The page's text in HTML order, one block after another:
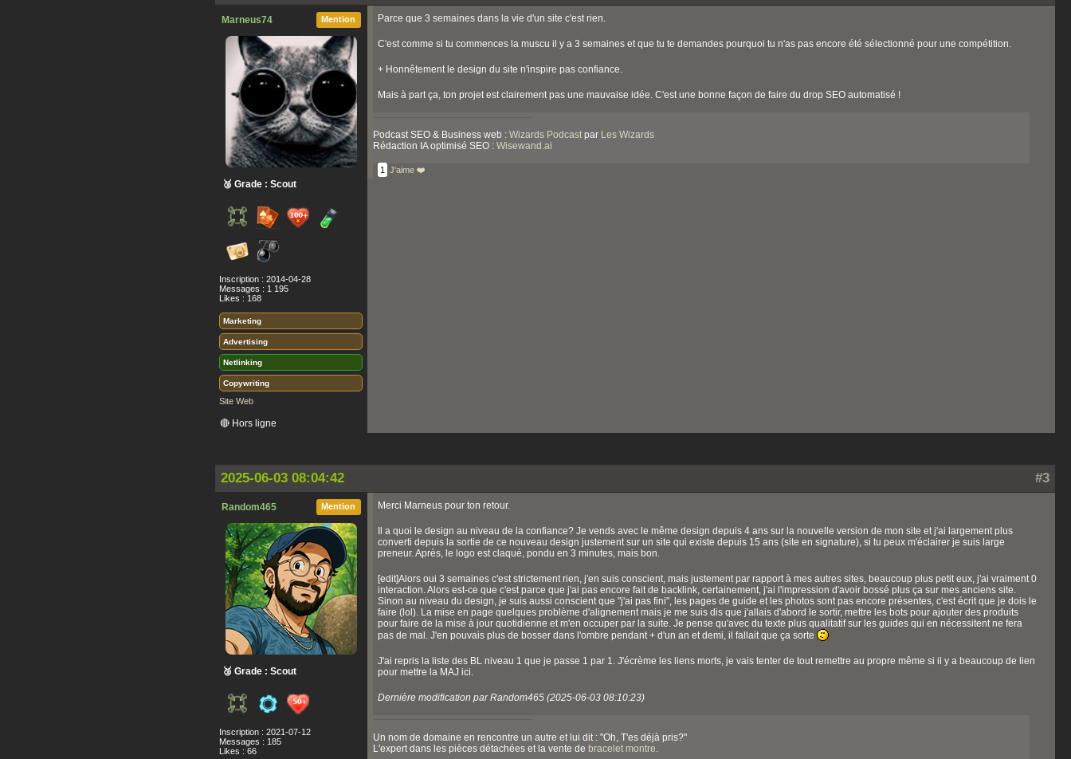
Mention
Marneus74
🥉 Grade : Scout
Inscription : 2014-04-28
Messages : 1 195
Likes : 168
Marketing
Advertising
Netlinking
Copywriting
Site Web
Parce que 3 semaines dans la vie d'un site c'est rien.
C'est comme si tu commences la muscu il y a 3 semaines et que tu te demandes pourquoi tu n'as pas encore été sélectionné pour une compétition.
+ Honnêtement le design du site n'inspire pas confiance.
Mais à part ça, ton projet est clairement pas une mauvaise idée. C'est une bonne façon de faire du drop SEO automatisé !
Podcast SEO & Business web : Wizards Podcast par Les Wizards
Rédaction IA optimisé SEO : Wisewand.ai
1 J'aime ❤️
🔴 Hors ligne
#3
2025-06-03 08:04:42
Mention
Random465
🥉 Grade : Scout
Inscription : 2021-07-12
Messages : 185
Likes : 66
Merci Marneus pour ton retour.
Il a quoi le design au niveau de la confiance? Je vends avec le même design depuis 4 ans sur la nouvelle version de mon site et j'ai largement plus
converti depuis la sortie de ce nouveau design justement sur un site qui existe depuis 15 ans (site en signature), si tu peux m'éclairer je suis large
preneur. Après, le logo est claqué, pondu en 3 minutes, mais bon.
[edit]Alors oui 3 semaines c'est strictement rien, j'en suis conscient, mais justement par rapport à mes autres sites, beaucoup plus petit eux, j'ai vraiment 0
interaction. Alors est-ce que c'est parce que j'ai pas encore fait de backlink, certainement, j'ai l'impression d'avoir bossé plus ça sur mes anciens site.
Sinon au niveau du design, je suis aussi conscient que "j'ai pas fini", les pages de guide et les photos sont pas encore présentes, c'est écrit que je dois le
faire (lol). La mise en page quelques problème d'alignement mais je me suis dis que j'allais d'abord le sortir, mettre les bots pour ajouter des produits
pour faire de la mise à jour quotidienne et m'en occuper par la suite. Je pense qu'avec du texte plus qualitatif sur les guides qui en nécessitent ne fera
pas de mal. J'en pouvais plus de bosser dans l'ombre pendant + d'un an et demi, il fallait que ça sorte
J'ai repris la liste des BL niveau 1 que je passe 1 par 1. J'écrème les liens morts, je vais tenter de tout remettre au propre même si il y a beaucoup de lien
pour mettre la MAJ ici.
Dernière modification par Random465 (2025-06-03 08:10:23)
Un nom de domaine en rencontre un autre et lui dit : "Oh, T'es déjà pris?"
L'expert dans les pièces détachées et la vente de bracelet montre